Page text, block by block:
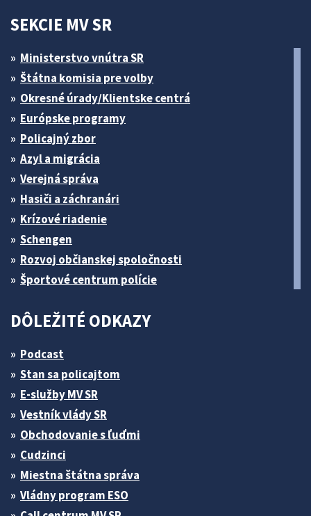
SEKCIE MV SR
Ministerstvo vnútra SR
Štátna komisia pre volby
Okresné úrady/Klientske centrá
Európske programy
Policajný zbor
Azyl a migrácia
Verejná správa
Hasiči a záchranári
Krízové riadenie
Schengen
Rozvoj občianskej spoločnosti
Športové centrum polície
DÔLEŽITÉ ODKAZY
Podcast
Stan sa policajtom
E-služby MV SR
Vestník vlády SR
Obchodovanie s ľuďmi
Cudzinci
Miestna štátna správa
Vládny program ESO